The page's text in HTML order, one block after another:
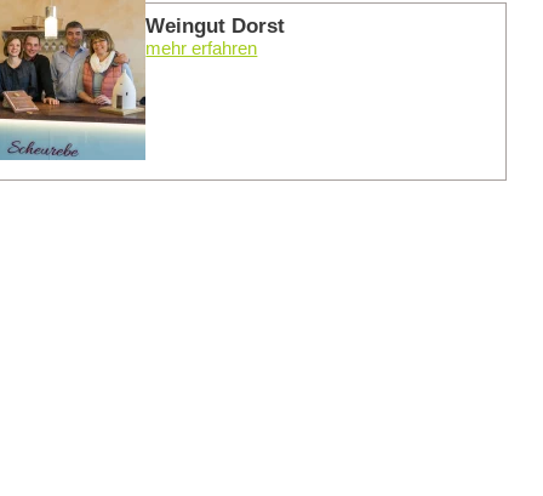
Weingut Dorst
mehr erfahren